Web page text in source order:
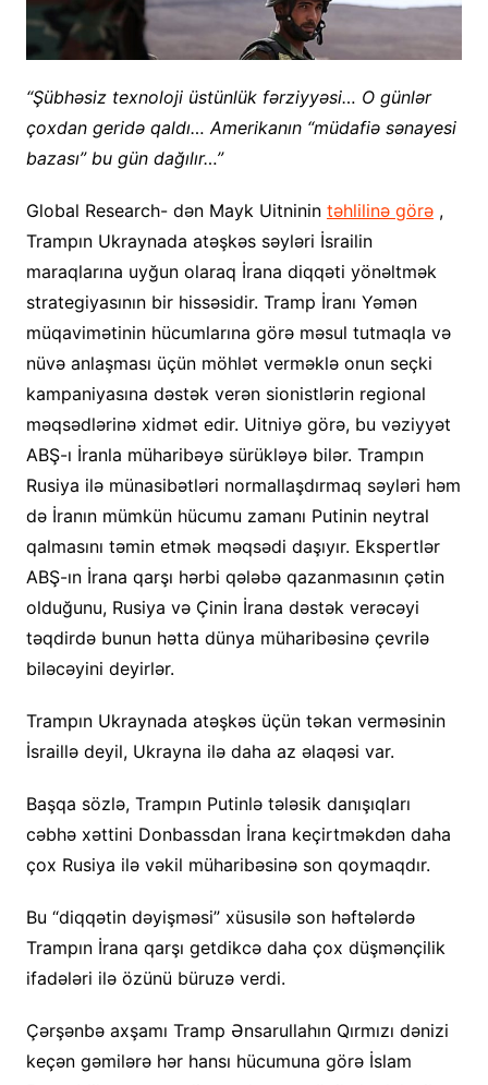
“Şübhəsiz texnoloji üstünlük fərziyyəsi… O günlər
çoxdan geridə qaldı… Amerikanın “müdafiə sənayesi
bazası” bu gün dağılır…”
Global Research- dən Mayk Uitninin təhlilinə görə,
Trampın Ukraynada atəşkəs səyləri İsrailin
maraqlarına uyğun olaraq İrana diqqəti yönəltmək
strategiyasının bir hissəsidir. Tramp İranı Yəmən
müqavimətinin hücumlarına görə məsul tutmaqla və
nüvə anlaşması üçün möhlət verməklə onun seçki
kampaniyasına dəstək verən sionistlərin regional
məqsədlərinə xidmət edir. Uitniyə görə, bu vəziyyət
ABŞ-ı İranla müharibəyə sürükləyə bilər. Trampın
Rusiya ilə münasibətləri normallaşdırmaq səyləri həm
də İranın mümkün hücumu zamanı Putinin neytral
qalmasını təmin etmək məqsədi daşıyır. Ekspertlər
ABŞ-ın İrana qarşı hərbi qələbə qazanmasının çətin
olduğunu, Rusiya və Çinin İrana dəstək verəcəyi
təqdirdə bunun hətta dünya müharibəsinə çevrilə
biləcəyini deyirlər.
Trampın Ukraynada atəşkəs üçün təkan verməsinin
İsraillə deyil, Ukrayna ilə daha az əlaqəsi var.
Başqa sözlə, Trampın Putinlə tələsik danışıqları
cəbhə xəttini Donbassdan İrana keçirtməkdən daha
çox Rusiya ilə vəkil müharibəsinə son qoymaqdır.
Bu “diqqətin dəyişməsi” xüsusilə son həftələrdə
Trampın İrana qarşı getdikcə daha çox düşmənçilik
ifadələri ilə özünü büruzə verdi.
Çərşənbə axşamı Tramp Ənsarullahın Qırmızı dənizi
keçən gəmilərə hər hansı hücumuna görə İslam